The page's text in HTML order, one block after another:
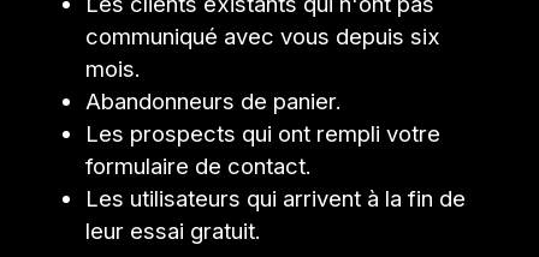
communiqué avec vous depuis six
mois.
Abandonneurs de panier.
Les prospects qui ont rempli votre
formulaire de contact.
Les utilisateurs qui arrivent à la fin de
leur essai gratuit.